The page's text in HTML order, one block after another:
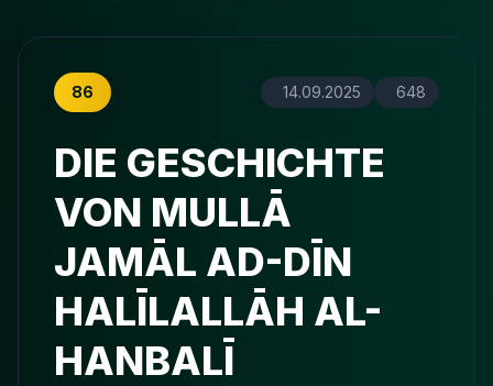
86 14.09.2025 648
DIE GESCHICHTE
VON MULLĀ
JAMĀL AD-DĪN
HALĪLALLĀH AL-
HANBALĪ